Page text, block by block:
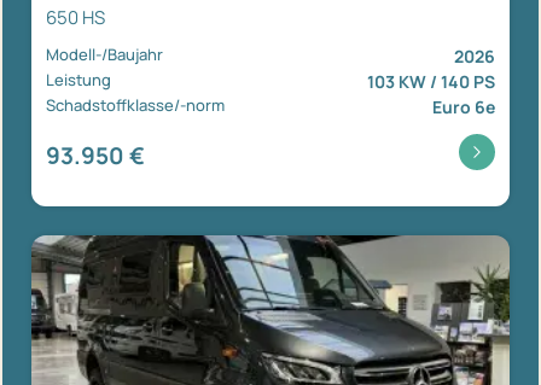
650 HS
Modell-/Baujahr 2026
Leistung 103 KW / 140 PS
Schadstoffklasse/-norm Euro 6e
93.950 €